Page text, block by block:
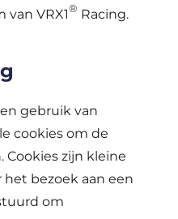
VRX1® Racing.
gebruik van
cookies om de
zijn kleine
bezoek aan een
om